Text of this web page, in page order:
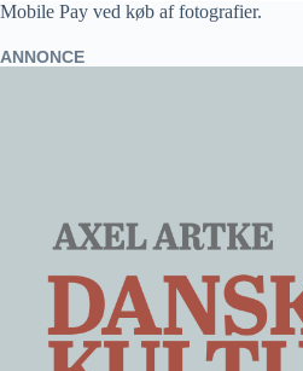
Mobile Pay ved køb af fotografier.
ANNONCE